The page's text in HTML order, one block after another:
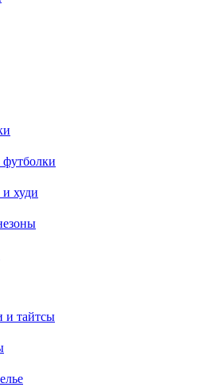
худи
и тайтсы